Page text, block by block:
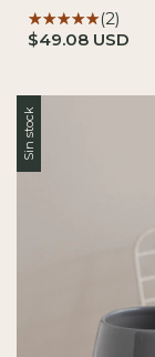
(2)
$49.08 USD
Sin stock